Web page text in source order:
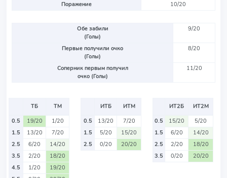
Поражение
10/20
Обе забили
(Голы)
9/20
Первые получили очко
(Голы)
8/20
Соперник первым получил
очко (Голы)
11/20
ТБ
ТМ
0.5
19/20
1/20
1.5
13/20
7/20
2.5
6/20
14/20
3.5
2/20
18/20
4.5
1/20
19/20
ИТБ
ИТМ
0.5
13/20
7/20
1.5
5/20
15/20
2.5
0/20 20/20
ИТ2Б
ИТ2М
0.5
15/20
5/20
1.5
6/20
14/20
2.5
2/20
18/20
3.5
0/20 20/20